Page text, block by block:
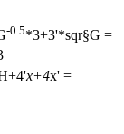
-0.5*3+3'*sqr§G =
x+4x' =